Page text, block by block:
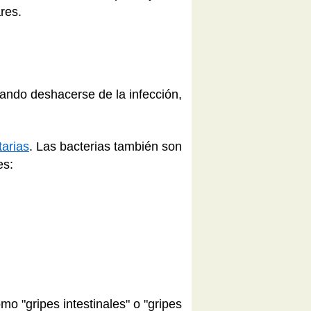
deshacerse de la infección,
. Las bacterias también son
"gripes intestinales" o "gripes